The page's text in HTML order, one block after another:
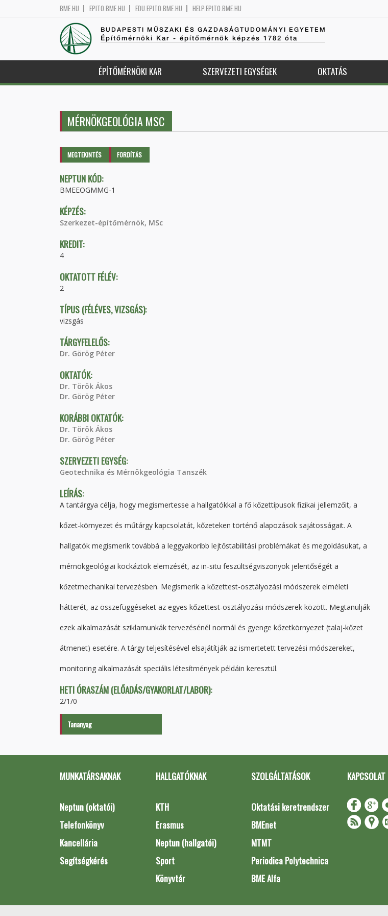
BME.HU EPITO.BME.HU EDU.EPITO.BME.HU HELP.EPITO.BME.HU
BUDAPESTI MŰSZAKI ÉS GAZDASÁGTUDOMÁNYI EGYETEM
Építőmérnöki Kar - építőmérnök képzés 1782 óta
ÉPÍTŐMÉRNÖKI KAR SZERVEZETI EGYSÉGEK OKTATÁS
MÉRNÖKGEOLÓGIA MSC
Elsődleges fülek
MEGTEKINTÉS (AKTÍVFORDÍTÁS
NEPTUN KÓD:
BMEEOGMMG-1
KÉPZÉS:
Szerkezet-építőmérnök, MSc
KREDIT:
4
OKTATOTT FÉLÉV:
2
TÍPUS (FÉLÉVES, VIZSGÁS):
vizsgás
TÁRGYFELELŐS:
Dr. Görög Péter
OKTATÓK:
Dr. Török Ákos
Dr. Görög Péter
KORÁBBI OKTATÓK:
Dr. Török Ákos
Dr. Görög Péter
SZERVEZETI EGYSÉG:
Geotechnika és Mérnökgeológia Tanszék
LEÍRÁS:
A tantárgya célja, hogy megismertesse a hallgatókkal a fő kőzettípusok fizikai jellemzőit, a
kőzet-környezet és műtárgy kapcsolatát, kőzeteken történő alapozások sajátosságait. A
hallgatók megismerik továbbá a leggyakoribb lejtőstabilitási problémákat és megoldásukat, a
mérnökgeológiai kockáztok elemzését, az in-situ feszültségviszonyok jelentőségét a
kőzetmechanikai tervezésben. Megismerik a kőzettest-osztályozási módszerek elméleti
hátterét, az összefüggéseket az egyes kőzettest-osztályozási módszerek között. Megtanulják
ezek alkalmazását sziklamunkák tervezésénél normál és gyenge kőzetkörnyezet (talaj-kőzet
átmenet) esetére. A tárgy teljesítésével elsajátítják az ismertetett tervezési módszereket,
monitoring alkalmazását speciális létesítmények példáin keresztül.
HETI ÓRASZÁM (ELŐADÁS/GYAKORLAT/LABOR):
2/1/0
Tananyag
MUNKATÁRSAKNAK
Neptun (oktatói)
Telefonkönyv
Kancellária
Segítségkérés
HALLGATÓKNAK
KTH
Erasmus
Neptun (hallgatói)
Sport
Könyvtár
SZOLGÁLTATÁSOK
Oktatási keretrendszer
BMEnet
MTMT
Periodica Polytechnica
BME Alfa
KAPCSOLAT